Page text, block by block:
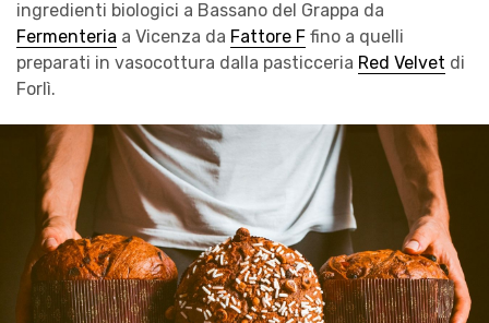
ingredienti biologici a Bassano del Grappa da
Fermenteria a Vicenza da Fattore F fino a quelli
preparati in vasocottura dalla pasticceria Red Velvet di
Forlì.